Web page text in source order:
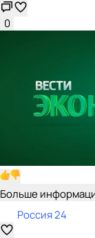
0
Больше
Россия 24